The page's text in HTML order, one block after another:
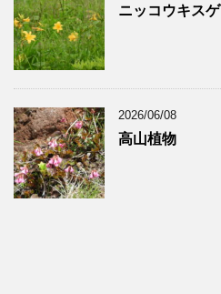
ニッコウキスゲ
2026/06/08
高山植物